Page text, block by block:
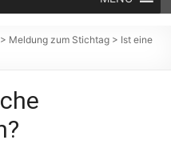
> Meldung zum Stichtag > Ist eine